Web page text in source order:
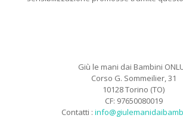
Giù le mani dai Bambini
Corso G. Sommeilier, 31
10128 Torino (TO)
CF: 97650080019
Contatti :